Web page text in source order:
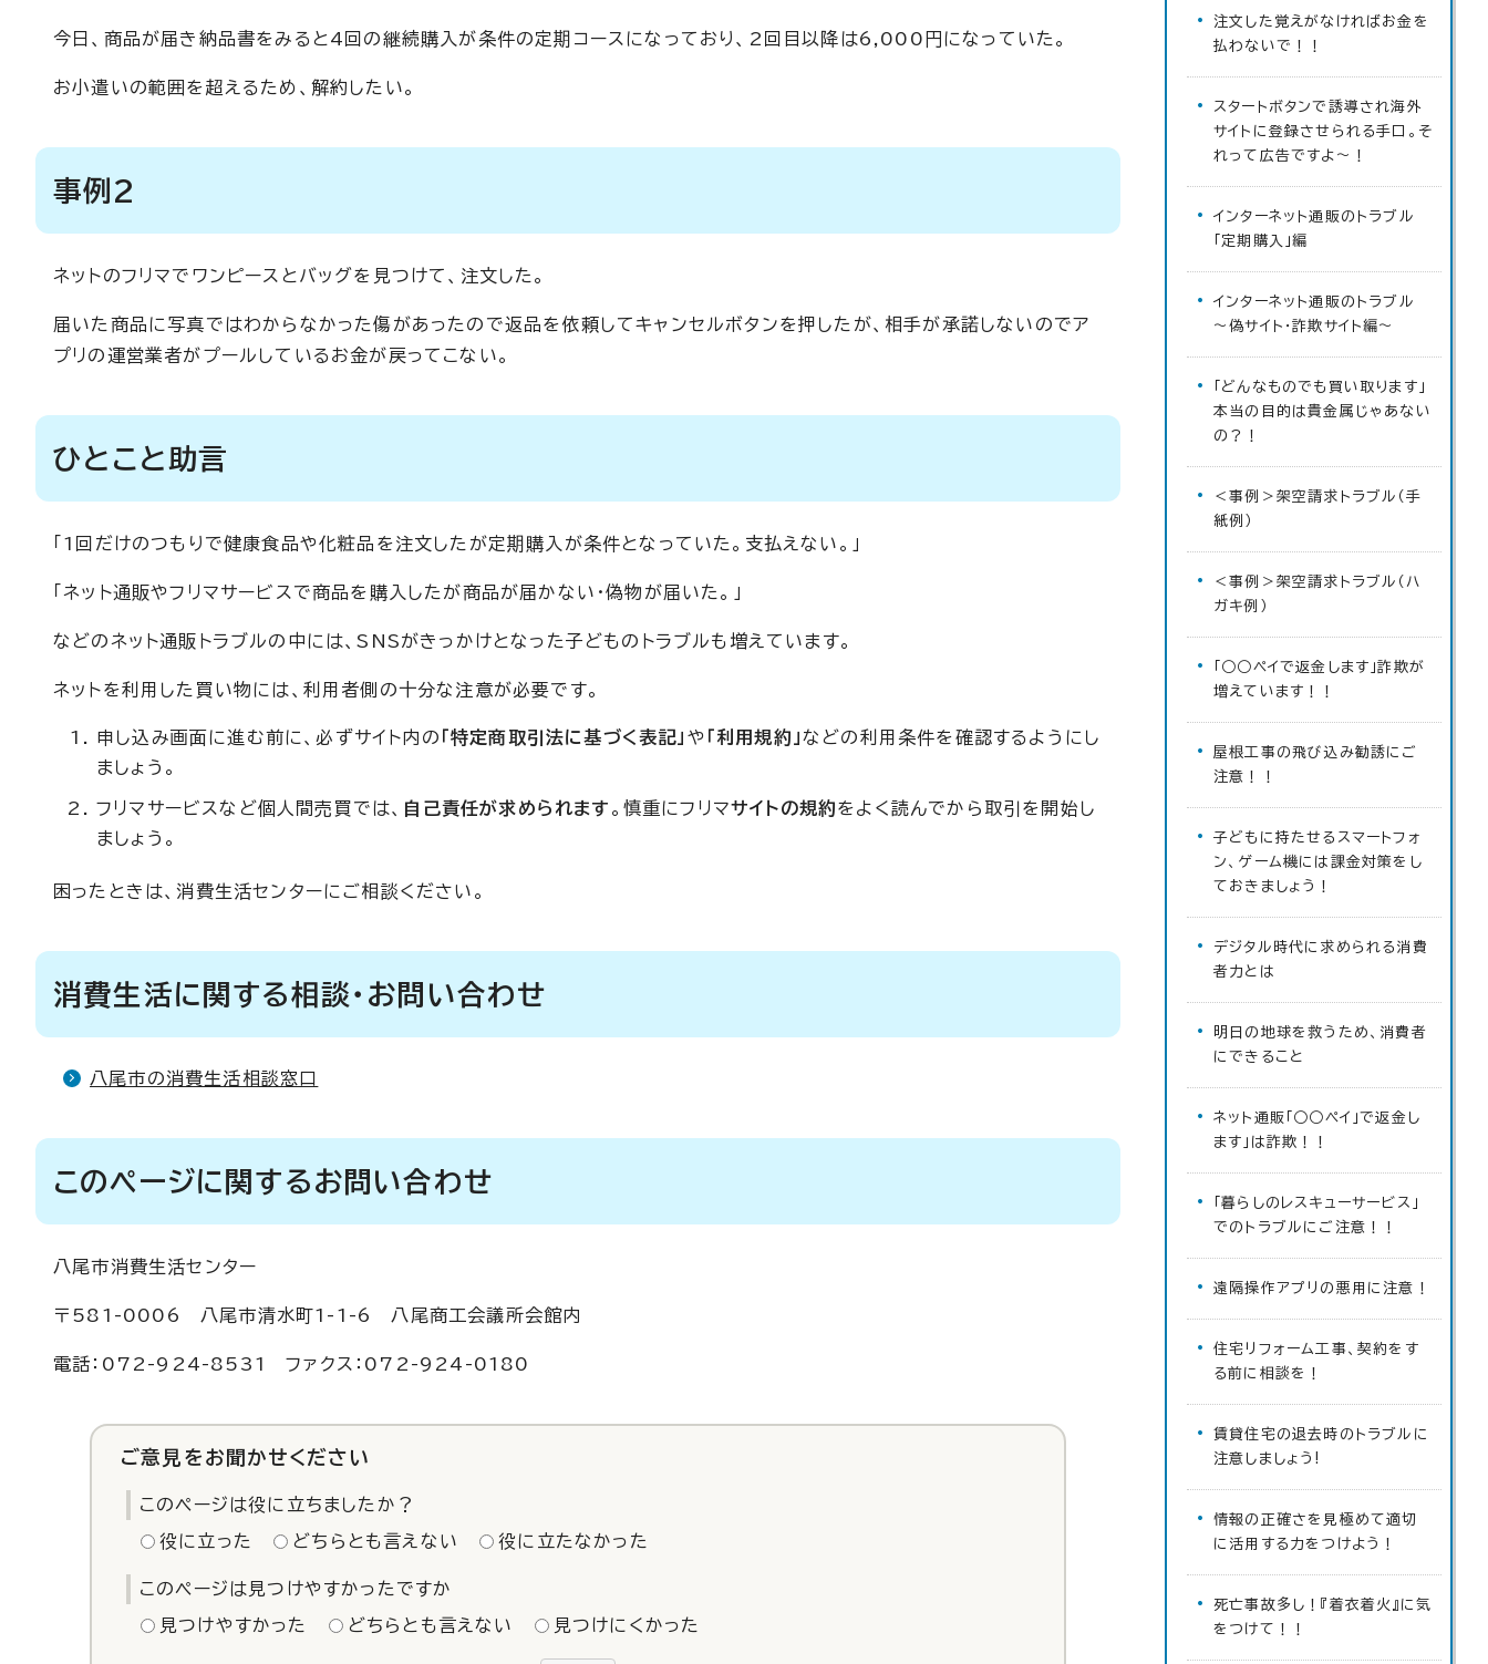
今日、商品が届き納品書をみると4回の継続購入が条件の定期コースになっており、2回目以降は6,000円になっていた。
お小遣いの範囲を超えるため、解約したい。
事例2
ネットのフリマでワンピースとバッグを見つけて、注文した。
届いた商品に写真ではわからなかった傷があったので返品を依頼してキャンセルボタンを押したが、相手が承諾しないのでア
プリの運営業者がプールしているお金が戻ってこない。
ひとこと助言
「1回だけのつもりで健康食品や化粧品を注文したが定期購入が条件となっていた。支払えない。」
「ネット通販やフリマサービスで商品を購入したが商品が届かない・偽物が届いた。」
などのネット通販トラブルの中には、SNSがきっかけとなった子どものトラブルも増えています。
ネットを利用した買い物には、利用者側の十分な注意が必要です。
申し込み画面に進む前に、必ずサイト内の 「特定商取引法に基づく表記」 や 「利用規約」などの利用条件を確認するようにし
ましょう。
フリマサービスなど個人間売買では、 自己責任が求められます 。慎重にフリマサイトの規約をよく読んでから取引を開始し
ましょう。
困ったときは、消費生活センターにご相談ください。
消費生活に関する相談・お問い合わせ
八尾市の消費生活相談窓口
このページに関するお問い合わせ
八尾市消費生活センター
〒581-0006 八尾市清水町1-1-6 八尾商工会議所会館内
電話：072-924-8531 ファクス：072-924-0180
ご意見をお聞かせください
このページは役に立ちましたか？
役に立った どちらとも言えない 役に立たなかった
このページは見つけやすかったですか
見つけやすかった どちらとも言えない 見つけにくかった
注文した覚えがなければお金を
払わないで！！
スタートボタンで誘導され海外
サイトに登録させられる手口。そ
れって広告ですよ～！
インターネット通販のトラブル
「定期購入」編
インターネット通販のトラブル
～偽サイト・詐欺サイト編～
「どんなものでも買い取ります」
本当の目的は貴金属じゃあない
の？！
＜事例＞架空請求トラブル（手
紙例）
＜事例＞架空請求トラブル（ハ
ガキ例）
「○○ペイで返金します」詐欺が
増えています！！
屋根工事の飛び込み勧誘にご
注意！！
子どもに持たせるスマートフォ
ン、ゲーム機には課金対策をし
ておきましょう！
デジタル時代に求められる消費
者力とは
明日の地球を救うため、消費者
にできること
ネット通販「○○ペイ」で返金し
ます」は詐欺！！
「暮らしのレスキューサービス」
でのトラブルにご注意！！
遠隔操作アプリの悪用に注意！
住宅リフォーム工事、契約をす
る前に相談を！
賃貸住宅の退去時のトラブルに
注意しましょう!
情報の正確さを見極めて適切
に活用する力をつけよう！
死亡事故多し！『着衣着火』に気
をつけて！！